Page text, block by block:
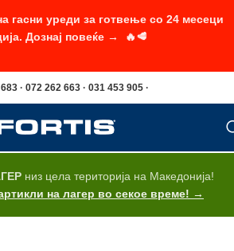
· 072 262 663 · 031 453 905 ·
низ цела територија на Македонија!
на лагер во секое време! →
уреди за готвење со 24 месеци
Дознај повеќе → 🔥🥩